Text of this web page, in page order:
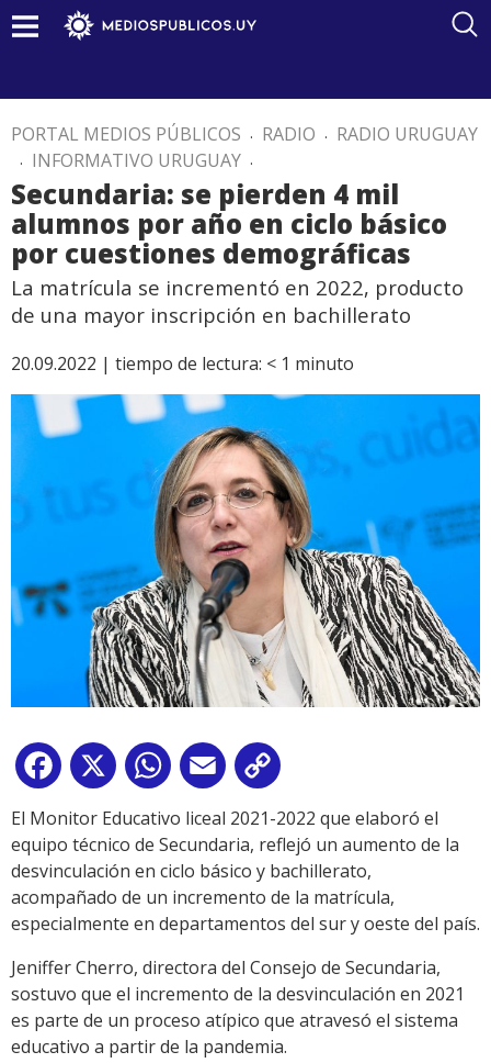
PORTAL MEDIOS PÚBLICOS . RADIO . RADIO URUGUAY
. INFORMATIVO URUGUAY .
Secundaria: se pierden 4 mil
alumnos por año en ciclo básico
por cuestiones demográficas
La matrícula se incrementó en 2022, producto
de una mayor inscripción en bachillerato
20.09.2022 | tiempo de lectura: < 1 minuto
Facebook
X WhatsApp
Email
Link
El Monitor Educativo liceal 2021-2022 que elaboró el
equipo técnico de Secundaria, reflejó un aumento de la
desvinculación en ciclo básico y bachillerato,
acompañado de un incremento de la matrícula,
especialmente en departamentos del sur y oeste del país.
Jeniffer Cherro, directora del Consejo de Secundaria,
sostuvo que el incremento de la desvinculación en 2021
es parte de un proceso atípico que atravesó el sistema
educativo a partir de la pandemia.